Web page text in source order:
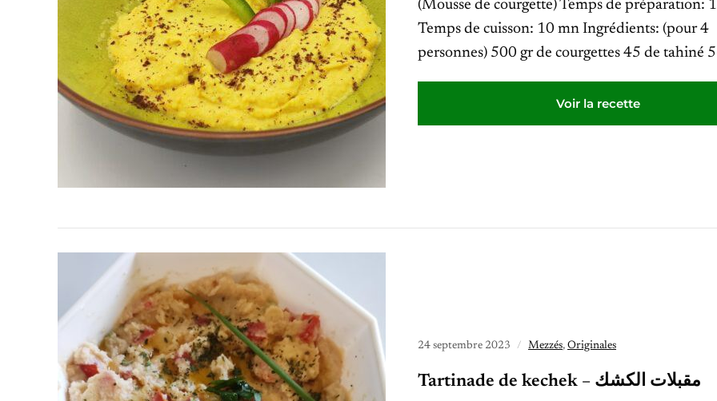
(Mousse de courgette) Temps de préparation:
Temps de cuisson: 10 mn Ingrédients: (pour 4
personnes) 500 gr de courgettes 45 de tahiné
Voir la recette
24 septembre 2023 Mezzés, Originales
Tartinade de kechek – مقبلات الكشك